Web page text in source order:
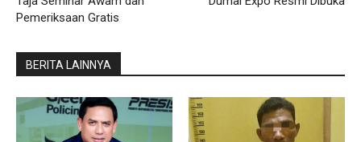
Pemeriksaan Gratis
BERITA LAINNYA